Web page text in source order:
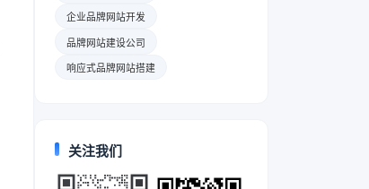
企业品牌网站开发
品牌网站建设公司
响应式品牌网站搭建
关注我们